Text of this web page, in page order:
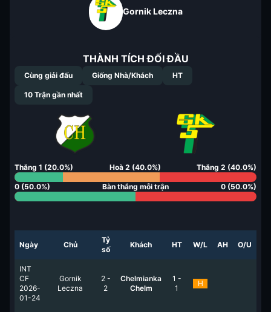
Gornik Leczna
THÀNH TÍCH ĐỐI ĐẦU
Cùng giải đấu Giống Nhà/Khách HT
10 Trận gần nhất
Thắng 1 (20.0%) Hoà 2 (40.0%) Thắng 2 (40.0%)
0 (50.0%) Bàn thắng mỗi trận 0 (50.0%)
Ngày Chủ
Tỷ
số
Khách HT W/L AH O/U
INT
CF
2026-
01-24
Gornik
Leczna
2-
2
Chelmianka
Chelm
1 -
1
H